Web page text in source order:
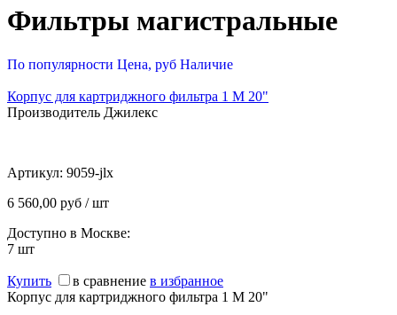
Фильтры магистральные
По популярности Цена, руб Наличие
Корпус для картриджного фильтра 1 М 20"
Производитель Джилекс
Артикул: 9059-jlx
6 560,00 руб / шт
Доступно в Москве:
7 шт
Купить в сравнение в избранное
Корпус для картриджного фильтра 1 М 20"